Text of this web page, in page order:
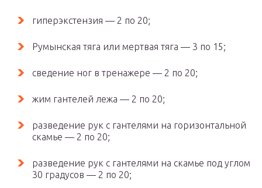
гиперэкстензия — 2 по 20;
Румынская тяга или мертвая тяга — 3 по 15;
сведение ног в тренажере — 2 по 20;
жим гантелей лежа — 2 по 20;
разведение рук с гантелями на горизонтальной
скамье — 2 по 20;
разведение рук с гантелями на скамье под углом
30 градусов — 2 по 20;